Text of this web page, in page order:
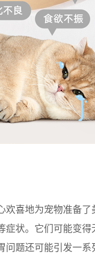
喜地为宠物准备
状。它们可能变
题还可能引发一系